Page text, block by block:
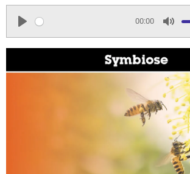
P
l
a
00:00
M
u
t
e